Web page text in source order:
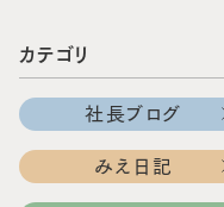
カテゴリ
社長ブログ
みえ日記
シ
ョ
ン